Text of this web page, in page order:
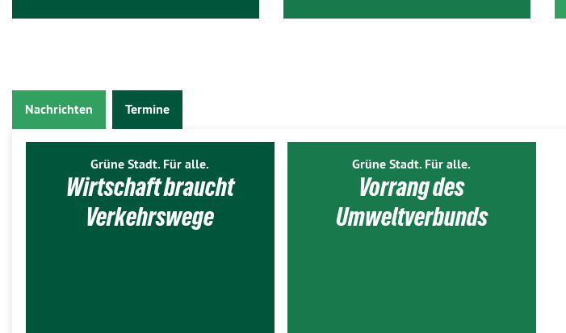
Nachrichten Termine
Grüne Stadt. Für alle.
Wirtschaft braucht
Verkehrswege
Grüne Stadt. Für alle.
Vorrang des
Umweltverbunds